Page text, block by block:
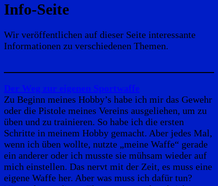
Info-Seite
Wir veröffentlichen auf dieser Seite interessante
Informationen zu verschiedenen Themen.
Der Weg zur eigenen Sportwaffe
Zu Beginn meines Hobby’s habe ich mir das Gewehr
oder die Pistole meines Vereins ausgeliehen, um zu
üben und zu trainieren. So habe ich die ersten
Schritte in meinem Hobby gemacht. Aber jedes Mal,
wenn ich üben wollte, nutzte „meine Waffe“ gerade
ein anderer oder ich musste sie mühsam wieder auf
mich einstellen. Das nervt mit der Zeit, es muss eine
eigene Waffe her. Aber was muss ich dafür tun?